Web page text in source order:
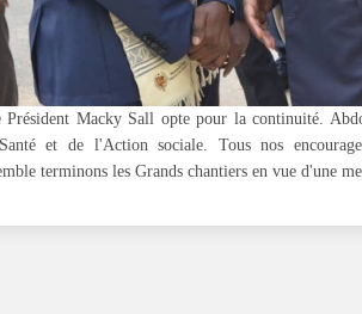
Président Macky Sall opte pour la continuité.
et de l'Action sociale. Tous nos
terminons les Grands chantiers en vue d'une